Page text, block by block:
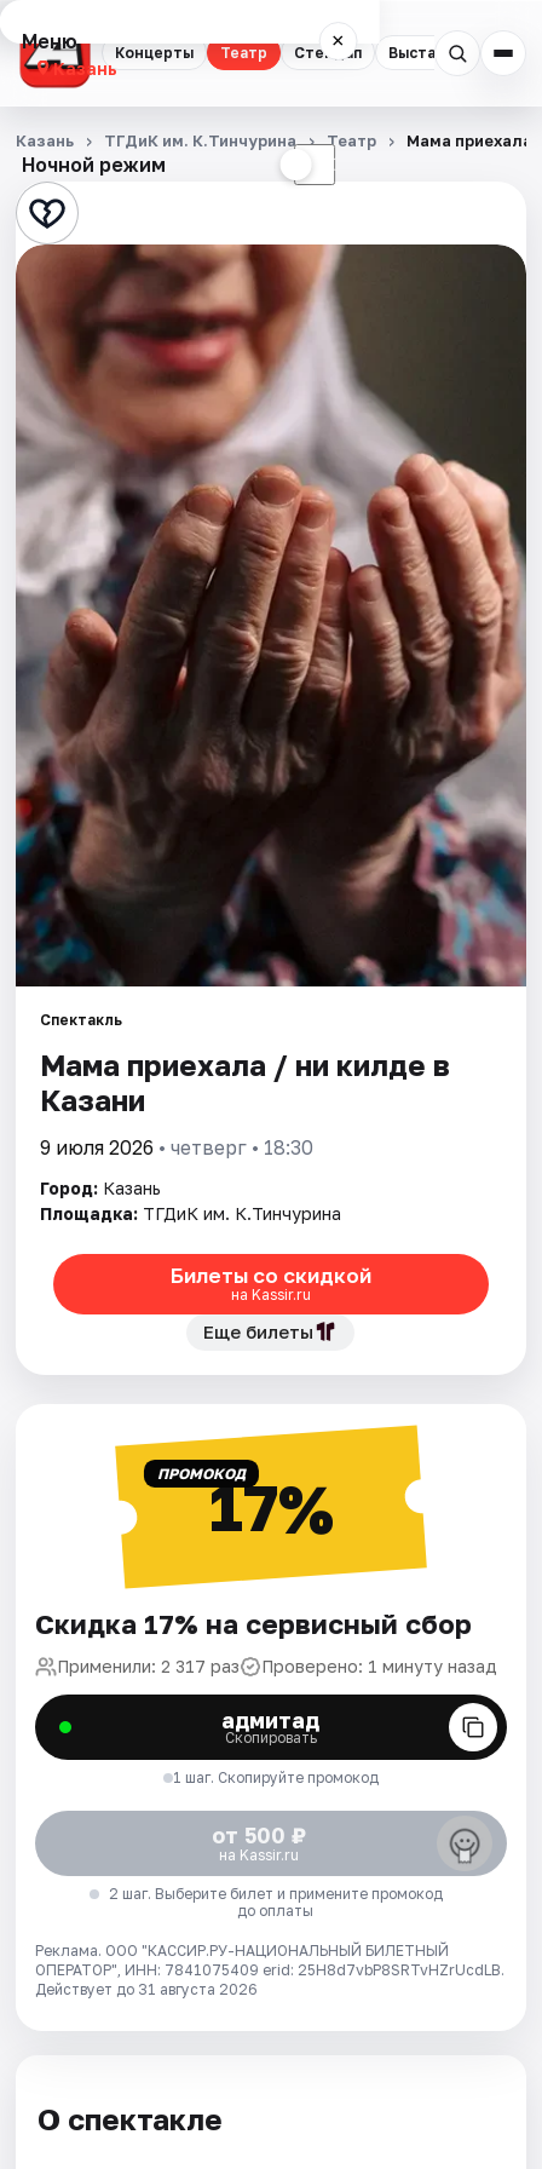
Концерты Театр Стендап Выставки
Меню ×
Казань
Концерты
Театр
Стендап
Выставки
Квесты
Экскурсии
Спорт
События
Города
Площадки
Артисты
Рейтинги
Ночной режим ☾
Казань ТГДиК им. К.Тинчурина Театр Мама приехала /
Спектакль
Мама приехала / Әни килде в
Казани
9 июля 2026 • четверг • 18:30
Город: Казань
Площадка: ТГДиК им. К.Тинчурина
Билеты со скидкой
на Kassir.ru
Еще билеты
ПРОМОКОД17%
Скидка 17% на сервисный сбор
Применили: 2 317 раз Проверено: 1 минуту назад
адмитад
Скопировать
1 шаг. Скопируйте промокод
от 500 ₽
на Kassir.ru
2 шаг. Выберите билет и примените промокод
до оплаты
Реклама. ООО "КАССИР.РУ-НАЦИОНАЛЬНЫЙ БИЛЕТНЫЙ
ОПЕРАТОР", ИНН: 7841075409 erid: 25H8d7vbP8SRTvHZrUcdLB.
Действует до 31 августа 2026
О спектакле